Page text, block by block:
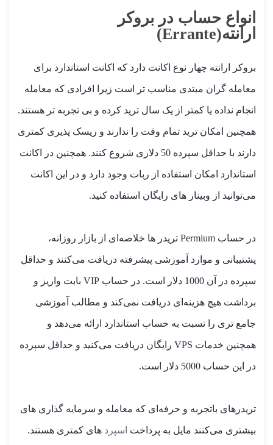
انواع حساب در بروکر
ارانته(Errante)
بروکر ارانته چهار نوع اکانت دارد که اکانت استاندارد برای
معامله گران مبتدی مناسب تر است زیرا افرادی که معامله
انجام نداده یا کمتر از یک سال ترید کرده و بی تجربه تر هستند.
همچنین امکان ترید تمام وقت را ندارند و ریسک پذیری کمتری
دارند با حداقل سپرده 50 دلاری شروع کنند. همچنین در اکانت
استاندارد امکان استفاده از ربات وجود دارد و در این اکانت
می‌توانید از وبینار های رایگان استفاده کنید.
در حساب Permium تریدر ها خلاصه‌ای از بازار روزانه،
پشتیبانی و موارد آموزشی پیشرفته دریافت می‌کنند و حداقل
سپرده در آن 1000 دلار است. در حساب VIP بابت واریز و
برداشت هیچ هزینه‌ای دریافت نمی‌کند و مطالب آموزشی
جامع تری را نسبت به حساب استاندارد ارائه می‌دهد و
همچنین خدمات VPS رایگان دریافت می‌کنید و حداقل سپرده
در این حساب 5000 دلار است.
تریدرهای باتجربه و حرفه‌ای که معامله و سرمایه گذاری های
بیشتری می‌کنند مایل به پرداخت اسپرد های کمتری هستند.